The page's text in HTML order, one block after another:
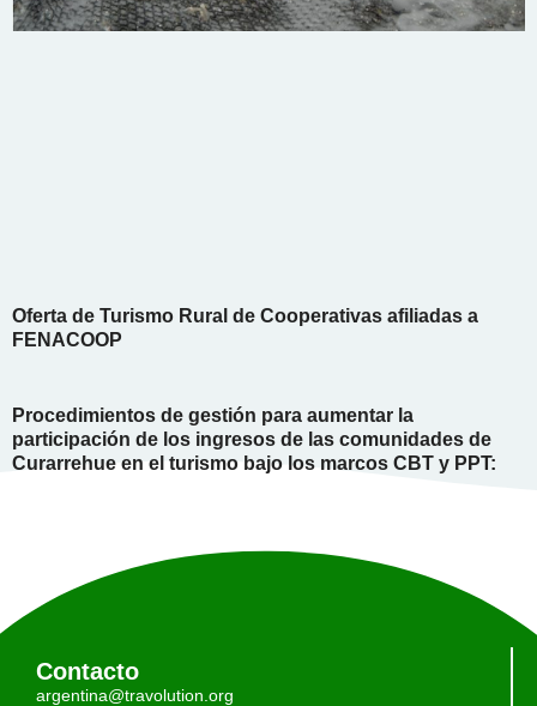
Oferta de Turismo Rural de Cooperativas afiliadas a
FENACOOP
Procedimientos de gestión para aumentar la
participación de los ingresos de las comunidades de
Curarrehue en el turismo bajo los marcos CBT y PPT:
Contacto
argentina@travolution.org